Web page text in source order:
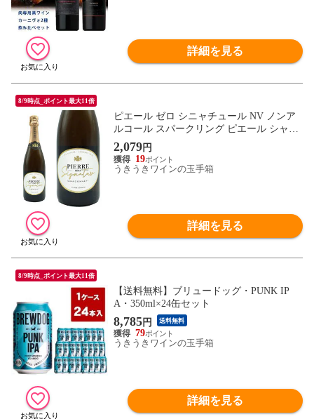
詳細を見る
8/9時点_ポイント最大11倍
ピエール ゼロ シニャチュール NV ノンア
ルコール スパークリング ピエール シャヴ
ァン 有機ビオロジック ヴィーガン認証 ワ
インテイスト
2,079円
19
うきうきワインの玉手箱
詳細を見る
8/9時点_ポイント最大11倍
【送料無料】ブリュードッグ・PUNK IP
A・350ml×24缶セット
8,785円 送料無料
79
うきうきワインの玉手箱
詳細を見る